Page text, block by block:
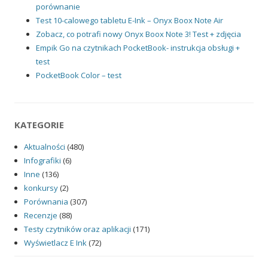
porównanie
Test 10-calowego tabletu E-Ink – Onyx Boox Note Air
Zobacz, co potrafi nowy Onyx Boox Note 3! Test + zdjęcia
Empik Go na czytnikach PocketBook- instrukcja obsługi +
test
PocketBook Color – test
KATEGORIE
Aktualności (480)
Infografiki (6)
Inne (136)
konkursy(2)
Porównania (307)
Recenzje (88)
Testy czytników oraz aplikacji (171)
Wyświetlacz E Ink (72)